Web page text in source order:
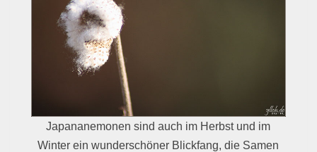
Japananemonen sind auch im Herbst und im
Winter ein wunderschöner Blickfang, die Samen